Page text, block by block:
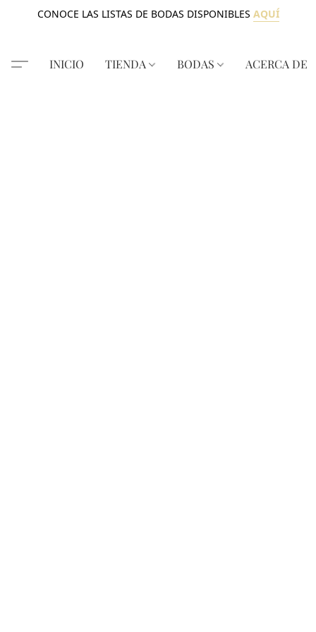
CONOCE LAS LISTAS DE BODAS DISPONIBLES AQUÍ
INICIO TIENDA BODAS ACERCA DE